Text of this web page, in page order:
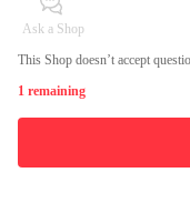
Ask a Shop
This Shop doesn’t accept
1 remaining